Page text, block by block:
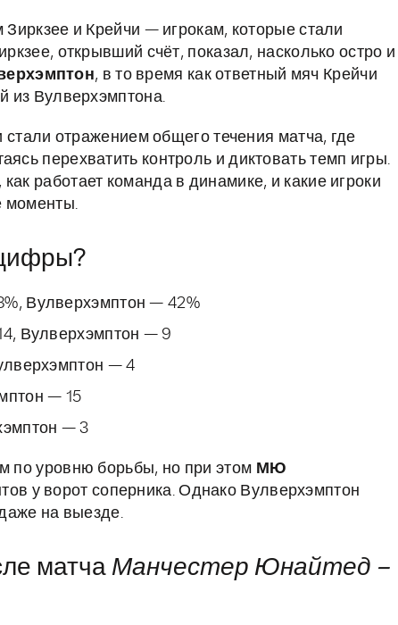
и Крейчи — игрокам, которые стали
открывший счёт, показал, насколько остро и
, в то время как ответный мяч Крейчи
из Вулверхэмптона.
отражением общего течения матча, где
перехватить контроль и диктовать темп игры.
работает команда в динамике, и какие игроки
моменты.
Вулверхэмптон — 42%
Вулверхэмптон — 9
— 4
— 15
— 3
по уровню борьбы, но при этом МЮ
у ворот соперника. Однако Вулверхэмптон
на выезде.
матча Манчестер Юнайтед –